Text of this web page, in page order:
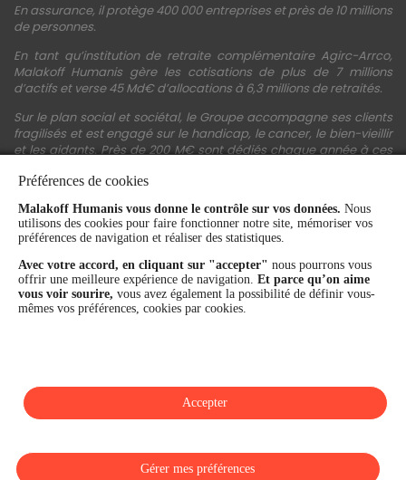
En assurance, il protège 400 000 entreprises et près de 10 millions
de personnes.
En tant qu’institution de retraite complémentaire Agirc-Arrco,
Malakoff Humanis gère les cotisations de plus de 7 millions
d’actifs et verse 45 Md€ d’allocations à 6,3 millions de retraités.
Sur le plan social et sociétal, le Groupe accompagne ses clients
fragilisés et est engagé sur le handicap, le cancer, le bien-vieillir
et les aidants. Près de 200 M€ sont dédiés chaque année à ces
financière et la performance du Groupe sont confirmées par une
notation A+ attribuée depuis 4 ans par S&P Global Ratings et
Fitch Ratings. Sur les plans extra-financiers, Malakoff Humanis
figure parmi les 2% des entreprises les mieux notées au monde
en matière de critères RSE (Ecovadis, niveau Gold - 81/100 en
2026). Enfin, Malakoff Humanis est certifié Top Employer France
par le Top Employers Institute depuis 3 ans.
Préférences de cookies
Malakoff Humanis vous donne le contrôle sur vos données. Nous
utilisons des cookies pour faire fonctionner notre site, mémoriser vos
préférences de navigation et réaliser des statistiques.
Avec votre accord, en cliquant sur "accepter" nous pourrons vous
offrir une meilleure expérience de navigation. Et parce qu’on aime
vous voir sourire, vous avez également la possibilité de définir vous-
mêmes vos préférences, cookies par cookies.
Gérer mes préférences
Accepter